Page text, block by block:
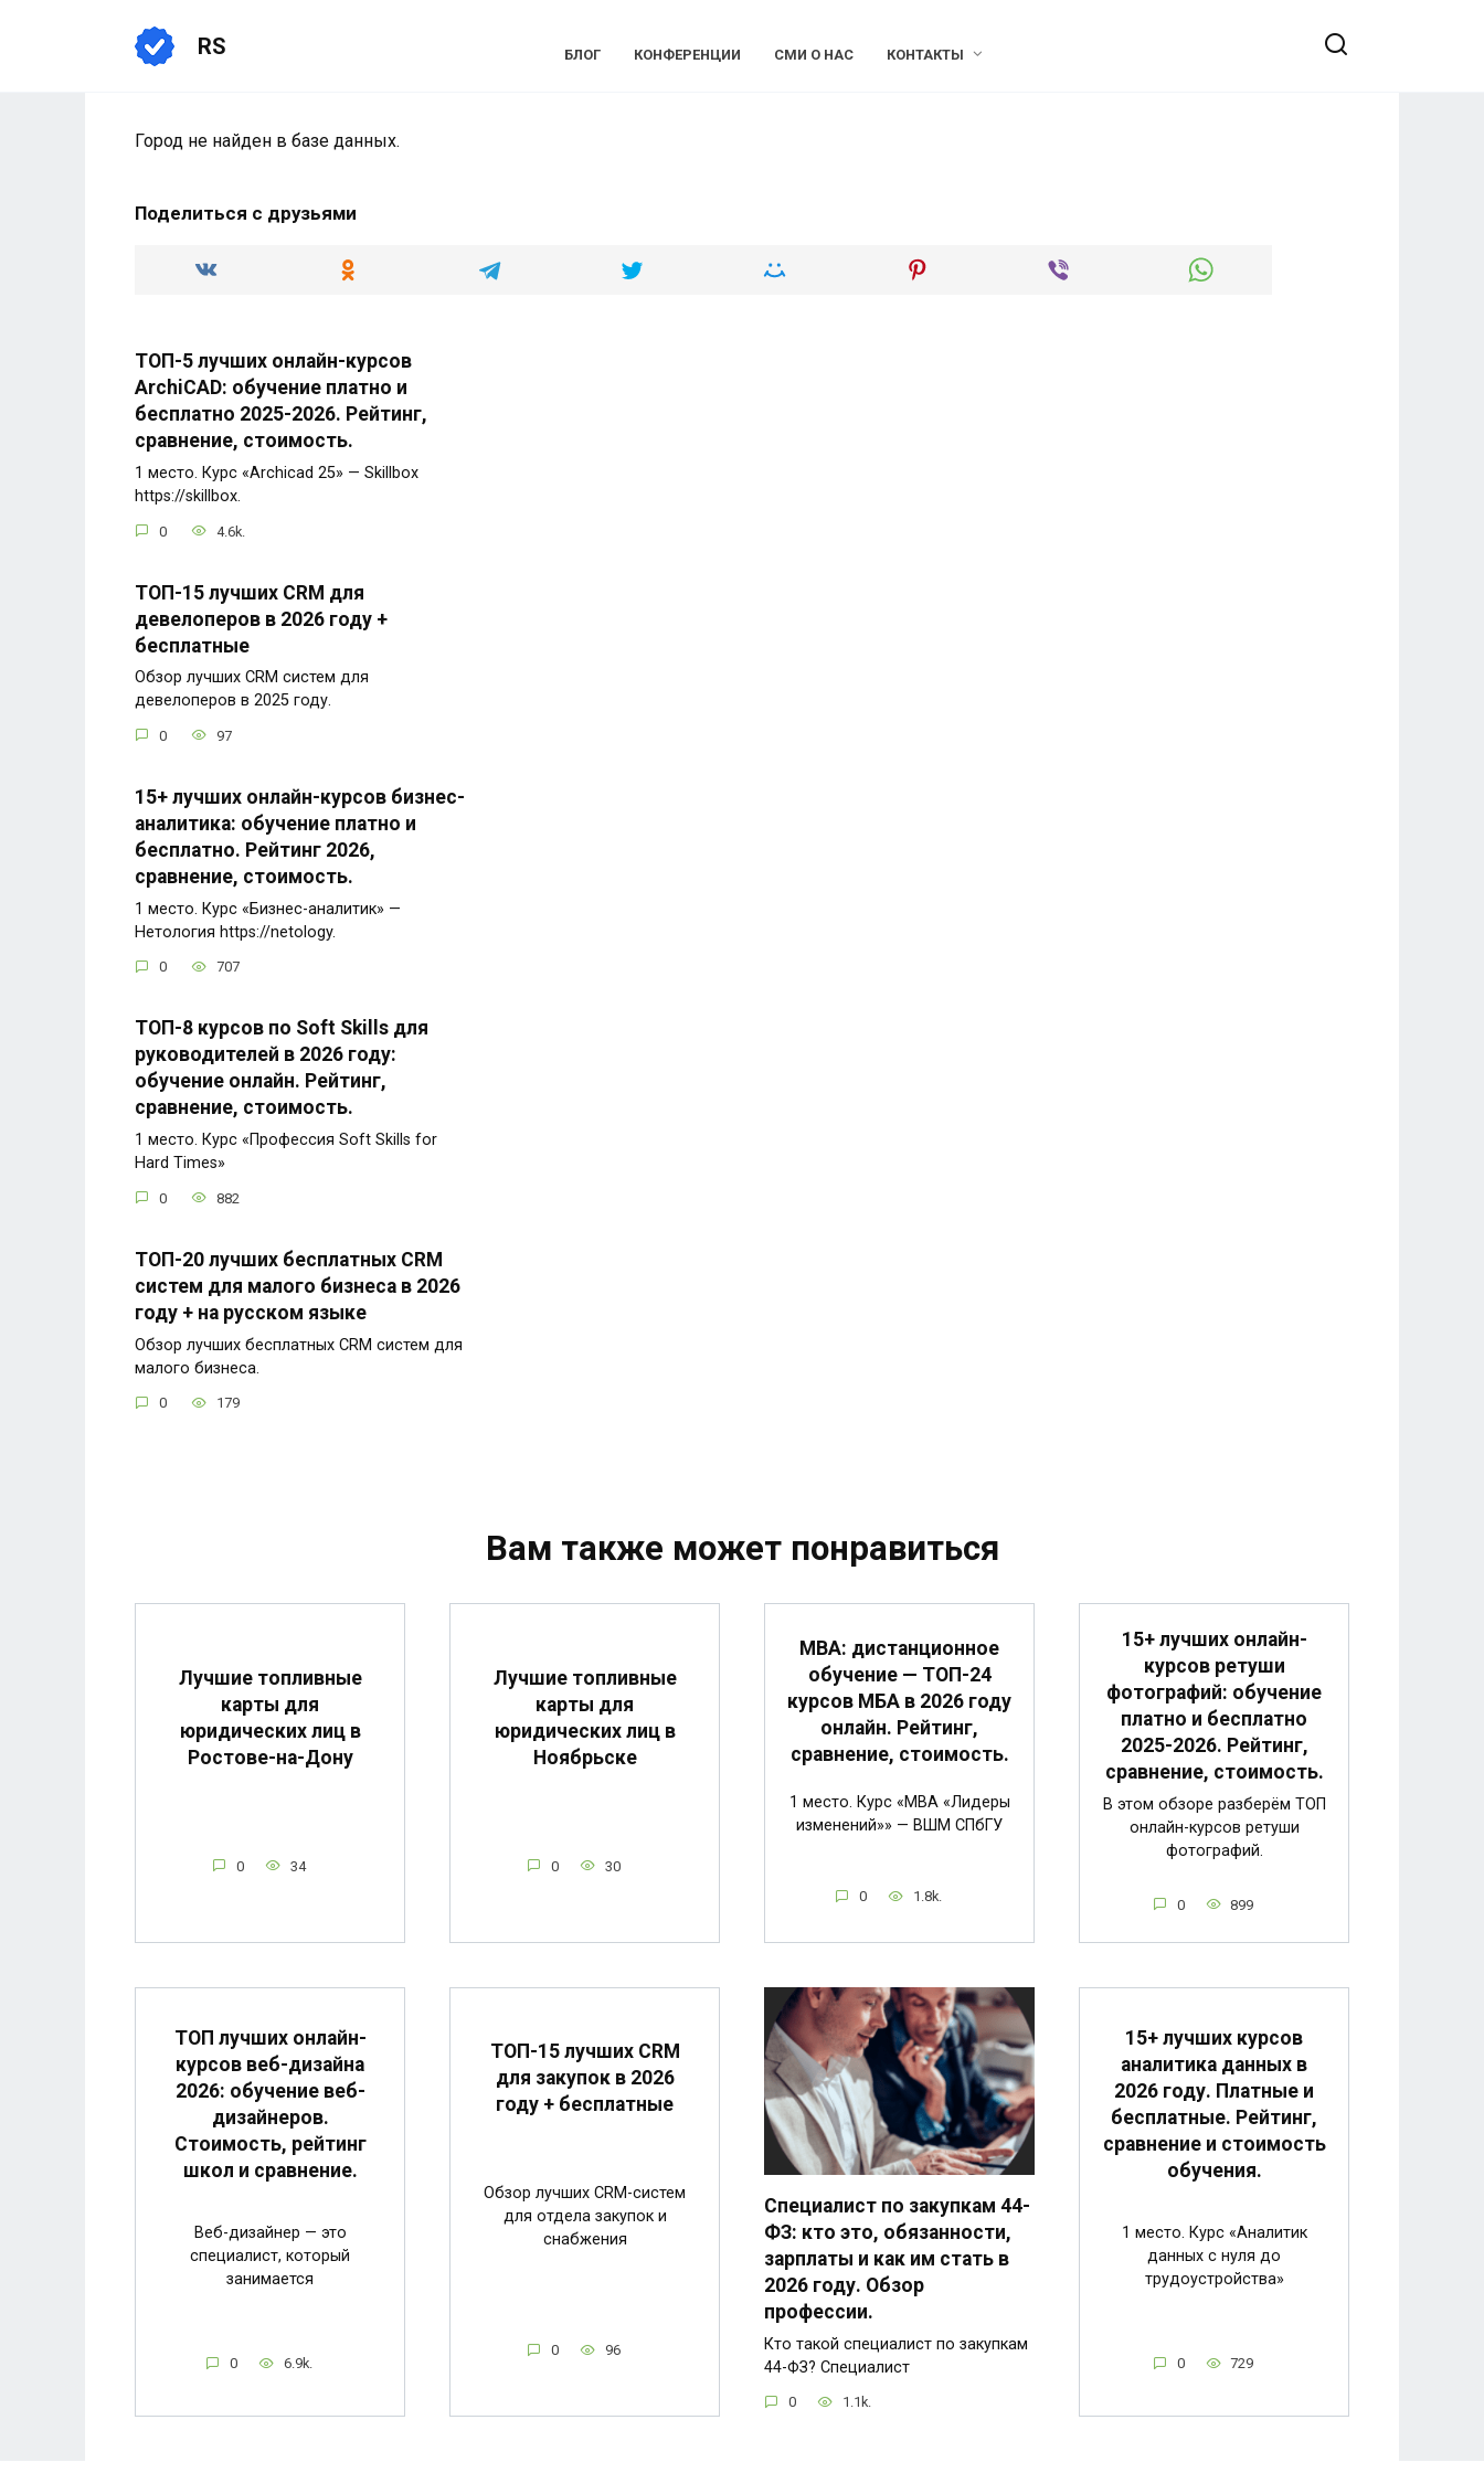
RS БЛОГ КОНФЕРЕНЦИИ СМИ О НАС КОНТАКТЫ
Город не найден в базе данных.
Поделиться с друзьями
ТОП-5 лучших онлайн-курсов
ArchiCAD: обучение платно и
бесплатно 2025-2026. Рейтинг,
сравнение, стоимость.
1 место. Курс «Archicad 25» — Skillbox
https://skillbox.
0 4.6k.
ТОП-15 лучших CRM для
девелоперов в 2026 году +
бесплатные
Обзор лучших CRM систем для
девелоперов в 2025 году.
0 97
15+ лучших онлайн-курсов бизнес-
аналитика: обучение платно и
бесплатно. Рейтинг 2026,
сравнение, стоимость.
1 место. Курс «Бизнес-аналитик» —
Нетология https://netology.
0 707
ТОП-8 курсов по Soft Skills для
руководителей в 2026 году:
обучение онлайн. Рейтинг,
сравнение, стоимость.
1 место. Курс «Профессия Soft Skills for
Hard Times»
0 882
ТОП-20 лучших бесплатных CRM
систем для малого бизнеса в 2026
году + на русском языке
Обзор лучших бесплатных CRM систем для
малого бизнеса.
0 179
Вам также может понравиться
Лучшие топливные
карты для
юридических лиц в
Ростове-на-Дону
0 34
Лучшие топливные
карты для
юридических лиц в
Ноябрьске
0 30
MBA: дистанционное
обучение — ТОП-24
курсов МБА в 2026 году
онлайн. Рейтинг,
сравнение, стоимость.
1 место. Курс «MBA «Лидеры
изменений»» — ВШМ СПбГУ
0 1.8k.
15+ лучших онлайн-
курсов ретуши
фотографий: обучение
платно и бесплатно
2025-2026. Рейтинг,
сравнение, стоимость.
В этом обзоре разберём ТОП
онлайн-курсов ретуши
фотографий.
0 899
ТОП лучших онлайн-
курсов веб-дизайна
2026: обучение веб-
дизайнеров.
Стоимость, рейтинг
школ и сравнение.
Веб-дизайнер — это
специалист, который
занимается
0 6.9k.
ТОП-15 лучших CRM
для закупок в 2026
году + бесплатные
Обзор лучших CRM-систем
для отдела закупок и
снабжения
0 96
Специалист по закупкам 44-
ФЗ: кто это, обязанности,
зарплаты и как им стать в
2026 году. Обзор
профессии.
Кто такой специалист по закупкам
44-ФЗ? Специалист
0 1.1k.
15+ лучших курсов
аналитика данных в
2026 году. Платные и
бесплатные. Рейтинг,
сравнение и стоимость
обучения.
1 место. Курс «Аналитик
данных с нуля до
трудоустройства»
0 729